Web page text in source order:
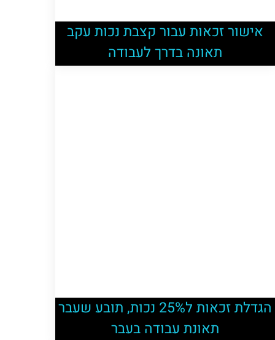
אישור זכאות עבור קצבת נכות עקב
תאונה בדרך לעבודה
הגדלת זכאות ל25% נכות, תובע שעבר
תאונת עבודה בעבר